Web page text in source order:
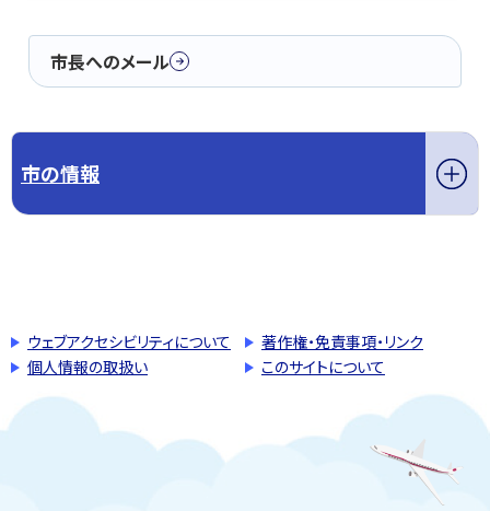
市長へのメール
市の情報
ウェブアクセシビリティについて
著作権・免責事項・リンク
個人情報の取扱い
このサイトについて